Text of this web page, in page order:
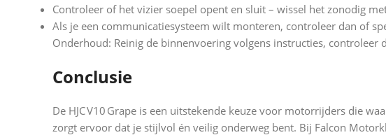
Controleer of het vizier soepel opent en sluit – wissel het zonodig
Als je een communicatiesysteem wilt monteren, controleer dan of
Onderhoud: Reinig de binnenvoering volgens instructies, controleer
Conclusie
De HJC V10 Grape is een uitstekende keuze voor motorrijders die
zorgt ervoor dat je stijlvol én veilig onderweg bent. Bij Falcon